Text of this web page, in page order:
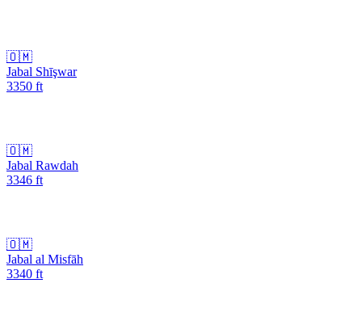
🇴🇲
Jabal Shīşwar
3350 ft
🇴🇲
Jabal Rawdah
3346 ft
🇴🇲
Jabal al Misfāh
3340 ft